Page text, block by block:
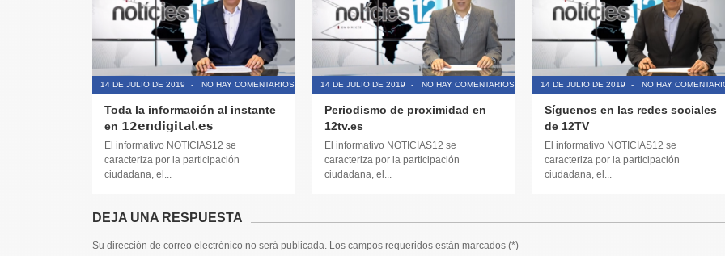
14 DE JULIO DE 2019 - NO HAY COMENTARIOS
Toda la información al instante
en 𝟭𝟮𝗲𝗻𝗱𝗶𝗴𝗶𝘁𝗮𝗹.𝗲𝘀
El informativo NOTICIAS12 se
caracteriza por la participación
ciudadana, el...
14 DE JULIO DE 2019 - NO HAY COMENTARIOS
Periodismo de proximidad en
12tv.es
El informativo NOTICIAS12 se
caracteriza por la participación
ciudadana, el...
14 DE JULIO DE 2019 - NO HAY
Síguenos en las redes sociales
de 12TV
El informativo NOTICIAS12 se
caracteriza por la participación
ciudadana, el...
DEJA UNA RESPUESTA
Su dirección de correo electrónico no será publicada. Los campos requeridos están marcados (*)